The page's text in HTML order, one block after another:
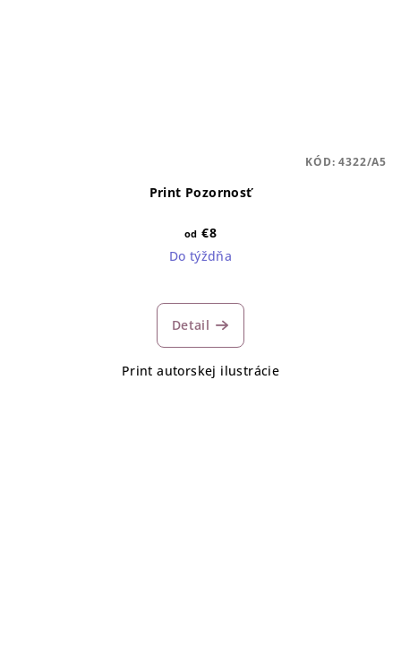
Print Pozornosť
od €8
Do týždňa
Detail
Print autorskej ilustrácie
KÓD:4322/A5